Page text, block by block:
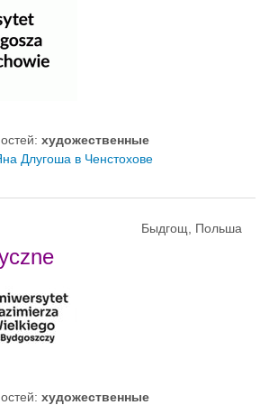
художественные
Длугоша в Ченстохове
Быдгощ, Польша
художественные